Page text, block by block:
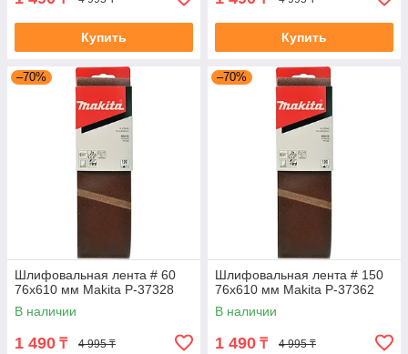
Купить Купить
–70%
Шлифовальная лента # 60
76x610 мм Makita P-37328
В наличии
1 490 ₸ 4 995 ₸
–70%
Шлифовальная лента # 150
76x610 мм Makita P-37362
В наличии
1 490 ₸ 4 995 ₸